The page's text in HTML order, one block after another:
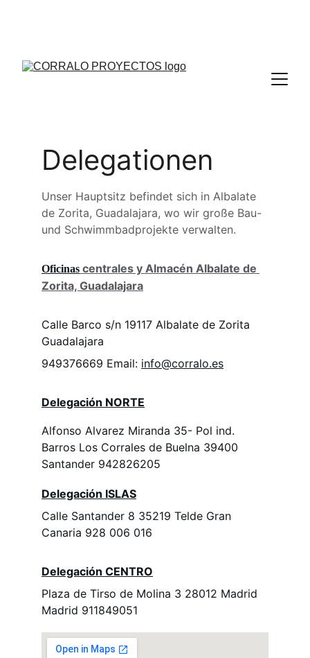
Delegationen
Unser Hauptsitz befindet sich in Albalate
de Zorita, Guadalajara, wo wir große Bau-
und Schwimmbadprojekte verwalten.
Oficinas centrales y Almacén Albalate de
Zorita, Guadalajara
Calle Barco s/n 19117 Albalate de Zorita
Guadalajara
949376669 Email: info@corralo.es
Delegación NORTE
Alfonso Alvarez Miranda 35- Pol ind.
Barros Los Corrales de Buelna 39400
Santander 942826205
Delegación ISLAS
Calle Santander 8 35219 Telde Gran
Canaria 928 006 016
Delegación CENTRO
Plaza de Tirso de Molina 3 28012 Madrid
Madrid 911849051